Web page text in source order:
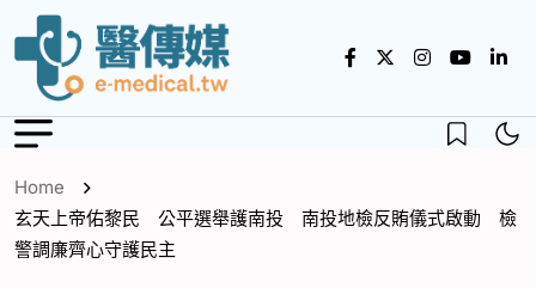
Home
玄天上帝佑黎民 公平選舉護南投 南投地檢反賄儀式啟動 檢
警調廉齊心守護民主